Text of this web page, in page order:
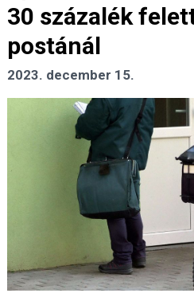
30 százalék
postánál
2023. december 15.